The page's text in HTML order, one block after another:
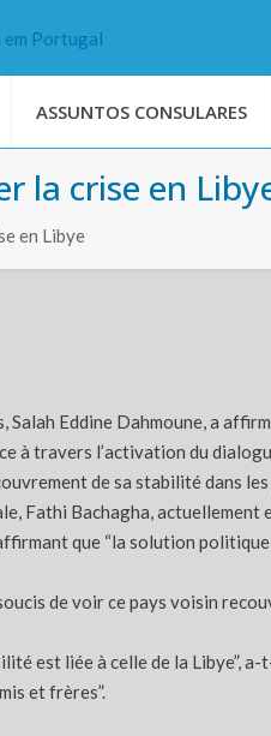
ASSUNTOS CONSULARES
la crise en
en Libye
Eddine Dahmoune, a
à travers l’activation du
de sa stabilité dans
Fathi Bachagha,
que “la solution
de voir ce pays voisin
est liée à celle de la Libye”,
et frères”.